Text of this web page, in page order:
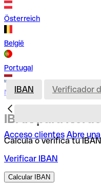
Österreich
België
Portugal
Nederland
Acceso clientes Abre
IBAN Verificador
IBAN para
Calcula o verifica tu
Verificar IBAN
Calcular IBAN